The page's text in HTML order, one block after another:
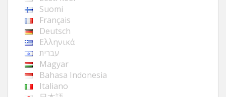
Suomi
Français
Deutsch
Ελληνικά
עברית
Magyar
Bahasa Indonesia
Italiano